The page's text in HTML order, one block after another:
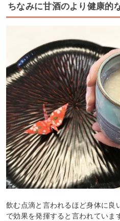
ちなみに甘酒のより健康的
飲む点滴と言われるほど身体に良
で効果を発揮すると言われていま